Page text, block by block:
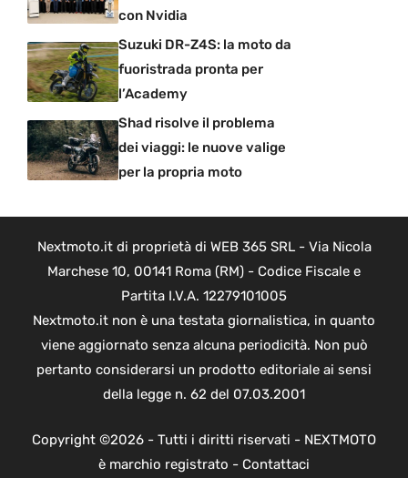
con Nvidia
Suzuki DR-Z4S: la moto da
fuoristrada pronta per
l’Academy
Shad risolve il problema
dei viaggi: le nuove valige
per la propria moto
Nextmoto.it di proprietà di WEB 365 SRL - Via Nicola
Marchese 10, 00141 Roma (RM) - Codice Fiscale e
Partita I.V.A. 12279101005
Nextmoto.it non è una testata giornalistica, in quanto
viene aggiornato senza alcuna periodicità. Non può
pertanto considerarsi un prodotto editoriale ai sensi
della legge n. 62 del 07.03.2001
Copyright ©2026 - Tutti i diritti riservati - NEXTMOTO
è marchio registrato - Contattaci